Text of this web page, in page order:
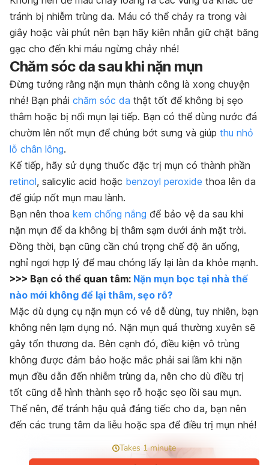
tránh bị nhiễm trùng da. Máu có thể chảy ra trong vài
giây hoặc vài phút nên bạn hãy kiên nhẫn giữ chặt băng
gạc cho đến khi máu ngừng chảy nhé!
Chăm sóc da sau khi nặn mụn
Đừng tưởng rằng nặn mụn thành công là xong chuyện
nhé! Bạn phải chăm sóc da thật tốt để không bị sẹo
thâm hoặc bị nổi mụn lại tiếp. Bạn có thể dùng nước đá
chườm lên nốt mụn để chúng bớt sưng và giúp thu nhỏ
lỗ chân lông.
Kế tiếp, hãy sử dụng thuốc đặc trị mụn có thành phần
retinol, salicylic acid hoặc benzoyl peroxide thoa lên da
để giúp nốt mụn mau lành.
Bạn nên thoa kem chống nắng để bảo vệ da sau khi
nặn mụn để da không bị thâm sạm dưới ánh mặt trời.
Đồng thời, bạn cũng cần chú trọng chế độ ăn uống,
nghỉ ngơi hợp lý để mau chóng lấy lại làn da khỏe mạnh.
>>> Bạn có thể quan tâm: Nặn mụn bọc tại nhà thế
nào mới không để lại thâm, sẹo rỗ?
Mặc dù dụng cụ nặn mụn có vẻ dễ dùng, tuy nhiên, bạn
không nên lạm dụng nó. Nặn mụn quá thường xuyên sẽ
gây tổn thương da. Bên cạnh đó, điều kiện vô trùng
không được đảm bảo hoặc mắc phải sai lầm khi nặn
mụn đều dẫn đến nhiễm trùng da, nên cho dù điều trị
tốt cũng dễ hình thành sẹo rỗ hoặc sẹo lồi sau mụn.
Thế nên, để tránh hậu quả đáng tiếc cho da, bạn nên
đến các trung tâm da liễu hoặc spa để điều trị mụn nhé!